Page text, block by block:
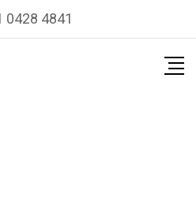
0428 4841